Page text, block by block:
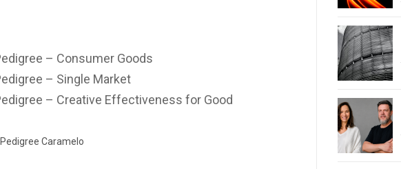
– Consumer Goods
– Single Market
– Creative Effectiveness for Good
Pedigree Caramelo